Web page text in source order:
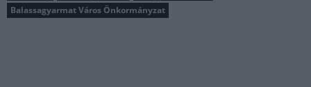
Balassagyarmat Város Önkormányzat